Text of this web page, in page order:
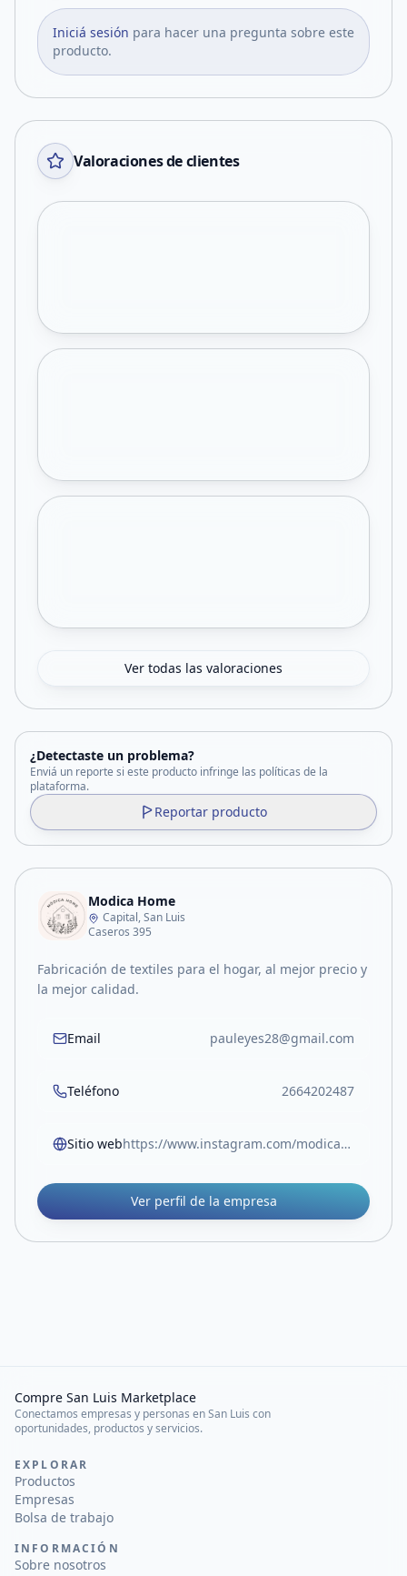
Iniciá sesión para hacer una pregunta sobre este
producto.
Valoraciones de clientes
Ver todas las valoraciones
¿Detectaste un problema?
Enviá un reporte si este producto infringe las políticas de la
plataforma.
Reportar producto
Modica Home
Capital, San Luis
Caseros 395
Fabricación de textiles para el hogar, al mejor precio y
la mejor calidad.
Email pauleyes28@gmail.com
Teléfono 2664202487
Sitio web https://www.instagram.com/modicahome?igsh=cDQ5dmExaXc4MjZ2&utm_source=qr
Ver perfil de la empresa
Compre San Luis Marketplace
Conectamos empresas y personas en San Luis con
oportunidades, productos y servicios.
EXPLORAR
Productos
Empresas
Bolsa de trabajo
INFORMACIÓN
Sobre nosotros